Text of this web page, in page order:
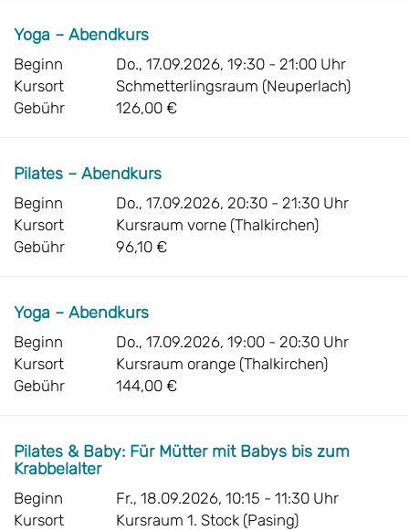
Yoga – Abendkurs
Beginn
Do., 17.09.2026, 19:30 - 21:00 Uhr
Kursort
Schmetterlingsraum (Neuperlach)
Gebühr
126,00 €
Pilates – Abendkurs
Beginn
Do., 17.09.2026, 20:30 - 21:30 Uhr
Kursort
Kursraum vorne (Thalkirchen)
Gebühr
96,10 €
Yoga – Abendkurs
Beginn
Do., 17.09.2026, 19:00 - 20:30 Uhr
Kursort
Kursraum orange (Thalkirchen)
Gebühr
144,00 €
Pilates & Baby: Für Mütter mit Babys bis zum
Krabbelalter
Beginn
Fr., 18.09.2026, 10:15 - 11:30 Uhr
Kursort
Kursraum 1. Stock (Pasing)